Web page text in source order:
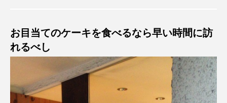
お目当てのケーキを食べるなら早い時間に訪
れるべし